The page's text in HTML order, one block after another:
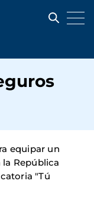
equipar un
la República
"Tú